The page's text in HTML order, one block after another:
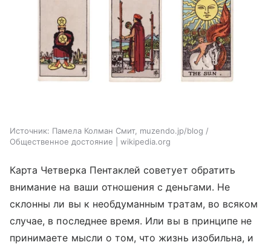
Источник: Памела Колман Смит, muzendo.jp/blog /
Общественное достояние | wikipedia.org
Карта Четверка Пентаклей советует обратить
внимание на ваши отношения с деньгами. Не
склонны ли вы к необдуманным тратам, во всяком
случае, в последнее время. Или вы в принципе не
принимаете мысли о том, что жизнь изобильна, и